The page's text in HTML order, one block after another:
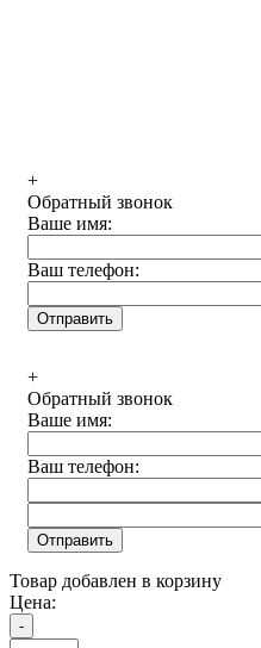
+
Обратный звонок
Ваше имя:
Ваш телефон:
+
Обратный звонок
Ваше имя:
Ваш телефон:
Товар добавлен в корзину
Цена: